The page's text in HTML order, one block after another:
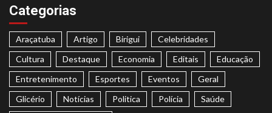
Categorias
Araçatuba Artigo Birigui
Celebridades
Cultura
Destaque Economia Editais
Educação
Entretenimento
Esportes Eventos
Geral
Glicério
Notícias Politica Polícia
Saúde